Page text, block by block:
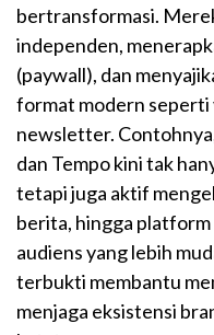
bertransformasi.
independen,
(paywall), dan
format modern seperti
newsletter.
dan Tempo kini tak
tetapi juga aktif
berita, hingga
audiens yang lebih
terbukti membantu
menjaga eksistensi